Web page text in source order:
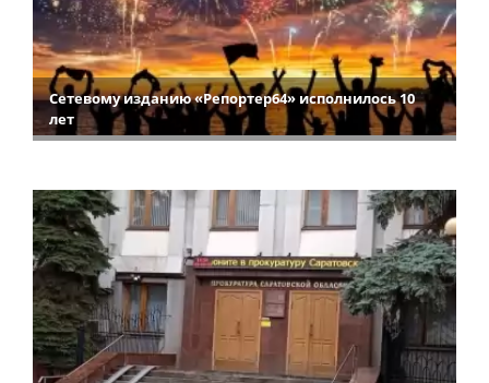
Сетевому изданию «Репортер64» исполнилось 10
лет